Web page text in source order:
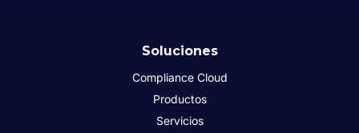
Soluciones
Compliance Cloud
Productos
Servicios